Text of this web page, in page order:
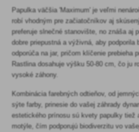
Papulka väčšia 'Maximum' je veľmi
robí vhodným pre začiatočníkov aj
preferuje slnečné stanovište, no znáša aj
dobre priepustná a výživná, aby
odporúča na jar, pričom klíčenie prebieha
Rastlina dosahuje výšku 50-80 cm, čo ju
vysoké záhony.
Kombinácia farebných odtieňov, od
sýte farby, prinesie do vašej záhrady
estetického prínosu sú kvety papulky tiež
motýle, čím podporujú biodiverzitu vo